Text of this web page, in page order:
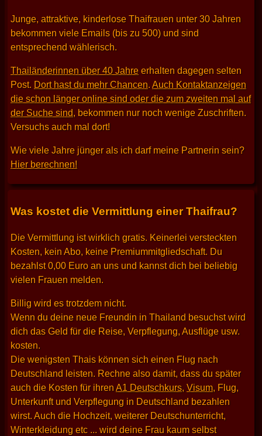
Junge, attraktive, kinderlose Thaifrauen unter 30 Jahren
bekommen viele Emails (bis zu 500) und sind
entsprechend wählerisch.
Thailänderinnen über 40 Jahre erhalten dagegen selten
Post. Dort hast du mehr Chancen. Auch Kontaktanzeigen
die schon länger online sind oder die zum zweiten mal auf
der Suche sind, bekommen nur noch wenige Zuschriften.
Versuchs auch mal dort!
Wie viele Jahre jünger als ich darf meine Partnerin sein?
Hier berechnen!
Was kostet die Vermittlung einer Thaifrau?
Die Vermittlung ist wirklich gratis. Keinerlei versteckten
Kosten, kein Abo, keine Premiummitgliedschaft. Du
bezahlst 0,00 Euro an uns und kannst dich bei beliebig
vielen Frauen melden.
Billig wird es trotzdem nicht.
Wenn du deine neue Freundin in Thailand besuchst wird
dich das Geld für die Reise, Verpflegung, Ausflüge usw.
kosten.
Die wenigsten Thais können sich einen Flug nach
Deutschland leisten. Rechne also damit, dass du später
auch die Kosten für ihrenA1 Deutschkurs, Visum, Flug,
Unterkunft und Verpflegung in Deutschland bezahlen
wirst. Auch die Hochzeit, weiterer Deutschunterricht,
Winterkleidung etc ... wird deine Frau kaum selbst